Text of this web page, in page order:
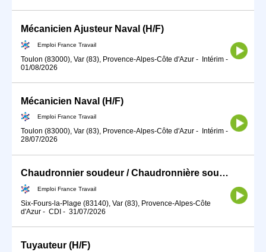
Mécanicien Ajusteur Naval (H/F)
Emploi France Travail
Toulon (83000), Var (83), Provence-Alpes-Côte d'Azur - Intérim -
01/08/2026
Mécanicien Naval (H/F)
Emploi France Travail
Toulon (83000), Var (83), Provence-Alpes-Côte d'Azur - Intérim -
28/07/2026
Chaudronnier soudeur / Chaudronnière soudeuse (H/F)
Emploi France Travail
Six-Fours-la-Plage (83140), Var (83), Provence-Alpes-Côte
d'Azur - CDI - 31/07/2026
Tuyauteur (H/F)